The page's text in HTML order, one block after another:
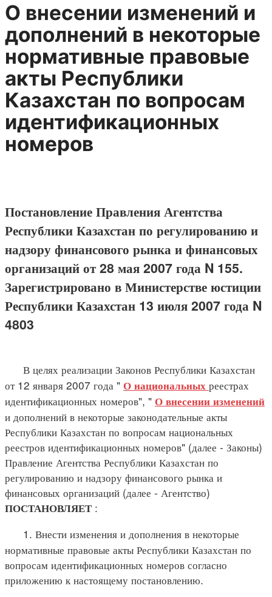
О внесении изменений и
дополнений в некоторые
нормативные правовые
акты Республики
Казахстан по вопросам
идентификационных
номеров
Постановление Правления Агентства
Республики Казахстан по регулированию и
надзору финансового рынка и финансовых
организаций от 28 мая 2007 года N 155.
Зарегистрировано в Министерстве юстиции
Республики Казахстан 13 июля 2007 года N
4803
В целях реализации Законов Республики Казахстан
от 12 января 2007 года " О национальных реестрах
идентификационных номеров", " О внесении изменений
и дополнений в некоторые законодательные акты
Республики Казахстан по вопросам национальных
реестров идентификационных номеров" (далее - Законы)
Правление Агентства Республики Казахстан по
регулированию и надзору финансового рынка и
финансовых организаций (далее - Агентство)
ПОСТАНОВЛЯЕТ :
1. Внести изменения и дополнения в некоторые
нормативные правовые акты Республики Казахстан по
вопросам идентификационных номеров согласно
приложению к настоящему постановлению.